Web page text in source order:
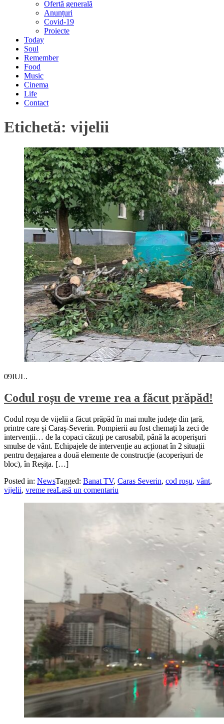
Ofertă generală
Anunțuri
Covid-19
Proiecte
Today
Soul
Remember
Food
Music
Cinema
Life
Contact
Etichetă: vijelii
09IUL.
Codul roșu de vreme rea a făcut prăpăd!
Codul roșu de vijelii a făcut prăpăd în mai multe județe din țară,
printre care și Caraș-Severin. Pompierii au fost chemați la zeci de
intervenții… de la copaci căzuți pe carosabil, până la acoperișuri
smulse de vânt. Echipajele de intervenție au acționat în 2 situații
pentru degajarea a două elemente de construcție (acoperișuri de
bloc), în Reșița. […]
Posted in: NewsTagged: Banat TV, Caras Severin, cod roșu, vânt,
vijelii, vreme reaLasă un comentariu